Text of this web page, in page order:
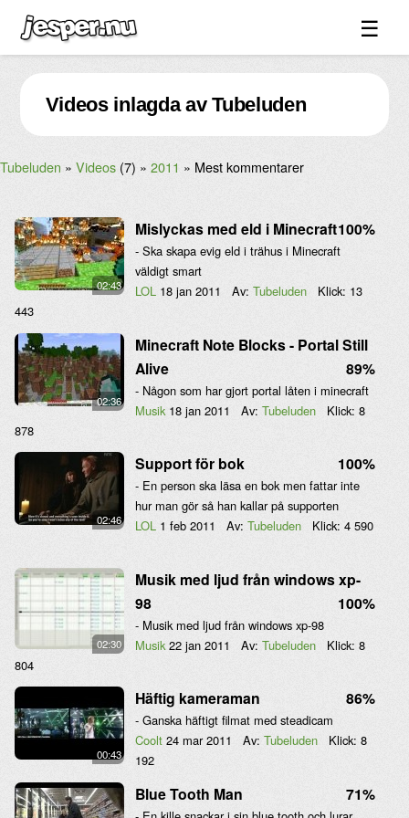
☰
Spel ↓
Bilder ↓
Forum ↓
Länkar
Blandat ↓
Om sidan ↓
Videos inlagda av Tubeluden
Tubeluden Videos (7) 2011 Mest kommentarer
02:43
Mislyckas med eld i Minecraft100%
- Ska skapa evig eld i trähus i Minecraft
väldigt smart
LOL 18 jan 2011 Av: Tubeluden Klick: 13
443
02:36
Minecraft Note Blocks - Portal Still
Alive
89%
- Någon som har gjort portal låten i minecraft
Musik 18 jan 2011 Av: Tubeluden Klick: 8
878
02:46
Support för bok 100%
- En person ska läsa en bok men fattar inte
hur man gör så han kallar på supporten
LOL 1 feb 2011 Av: Tubeluden Klick: 4 590
02:30
Musik med ljud från windows xp-
98
100%
- Musik med ljud från windows xp-98
Musik 22 jan 2011 Av: Tubeluden Klick: 8
804
00:43
Häftig kameraman 86%
- Ganska häftigt filmat med steadicam
Coolt 24 mar 2011 Av: Tubeluden Klick: 8
192
Blue Tooth Man 71%